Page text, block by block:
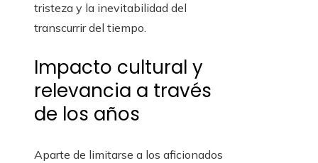
tristeza y la inevitabilidad del
transcurrir del tiempo.
Impacto cultural y
relevancia a través
de los años
Aparte de limitarse a los aficionados